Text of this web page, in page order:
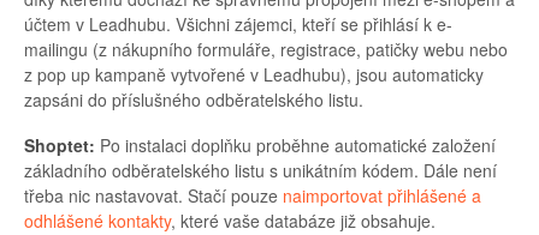
účtem v Leadhubu. Všichni zájemci, kteří se přihlásí k e-
mailingu (z nákupního formuláře, registrace, patičky webu nebo
z pop up kampaně vytvořené v Leadhubu), jsou automaticky
zapsáni do příslušného odběratelského listu.
Shoptet: Po instalaci doplňku proběhne automatické založení
základního odběratelského listu s unikátním kódem. Dále není
třeba nic nastavovat. Stačí pouze naimportovat přihlášené a
odhlášené kontakty, které vaše databáze již obsahuje.